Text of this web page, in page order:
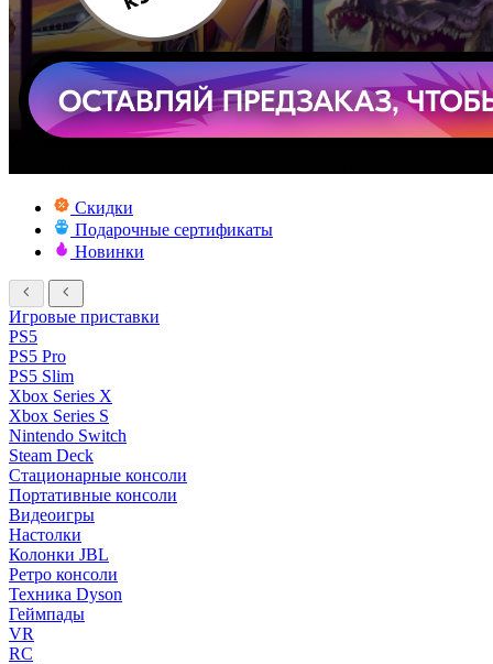
Скидки
Подарочные сертификаты
Новинки
Игровые приставки
PS5
PS5 Pro
PS5 Slim
Xbox Series X
Xbox Series S
Nintendo Switch
Steam Deck
Стационарные консоли
Портативные консоли
Видеоигры
Настолки
Колонки JBL
Ретро консоли
Техника Dyson
Геймпады
VR
RC